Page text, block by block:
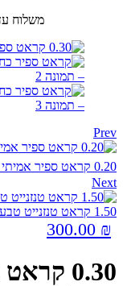
משלוח עד
Prev
0.20 קראט ספיר אמיתי 3.55 ממ כחול כהה
Next
1.50 קראט טנזנייט טבעי אמיתי בליטוש עגול מידה 7 ממ T585
300.00 ₪